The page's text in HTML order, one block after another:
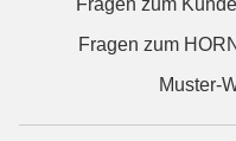
Fragen zum
Fragen zum
Muster-